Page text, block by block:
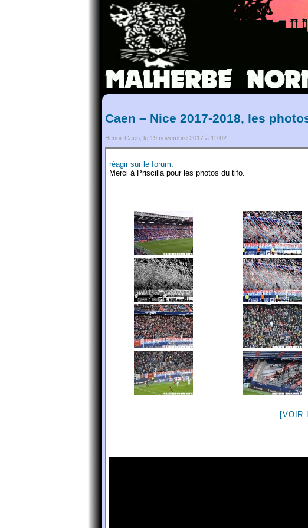
Caen – Nice 2017-2018, les
Benoit Caen, le 19 novembre 2017 à 19:02
réagir sur le forum
Merci à Priscilla pour les photos du tifo.
[VOIR